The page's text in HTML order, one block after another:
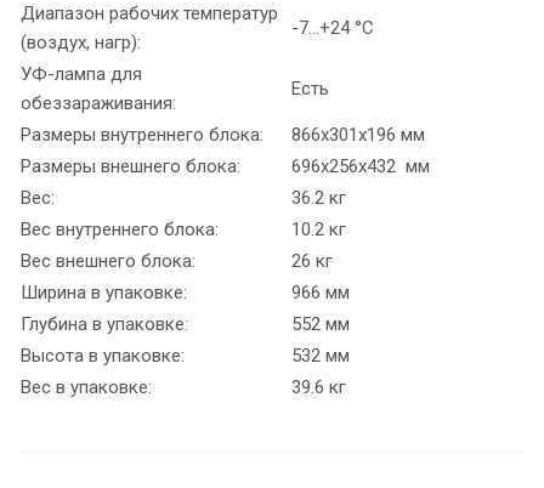
Диапазон рабочих температур
(воздух, нагр):
-7...+24 °C
УФ-лампа для
обеззараживания:
Есть
Размеры внутреннего блока:
866x301x196 мм
Размеры внешнего блока:
696x256x432 мм
Вес:
36.2 кг
Вес внутреннего блока:
10.2 кг
Вес внешнего блока:
26 кг
Ширина в упаковке:
966 мм
Глубина в упаковке:
552 мм
Высота в упаковке:
532 мм
Вес в упаковке:
39.6 кг